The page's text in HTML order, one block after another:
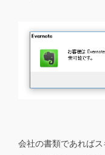
会社の書類であれば